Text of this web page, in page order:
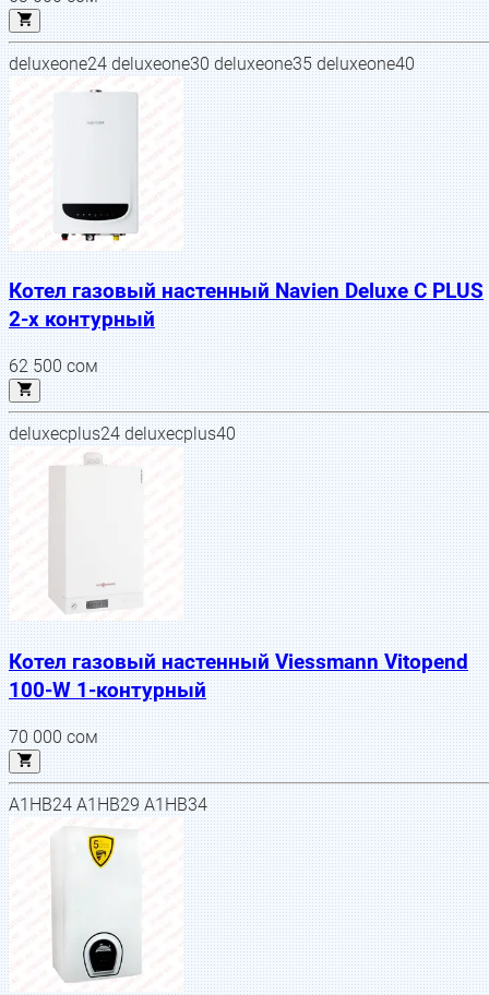
deluxeone24 deluxeone30 deluxeone35 deluxeone40
Котел газовый настенный Navien Deluxe С PLUS
2-х контурный
62 500сом
deluxecplus24 deluxecplus40
Котел газовый настенный Viessmann Vitopend
100-W 1-контурный
70 000сом
A1HB24 A1HB29 A1HB34